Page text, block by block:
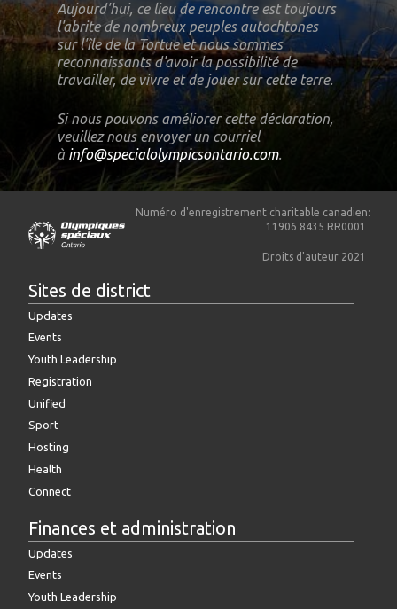
Aujourd'hui, ce lieu de rencontre est toujours
l'abrite de nombreux peuples autochtones
surl'île de la Tortue et nous sommes
reconnaissants d'avoir la possibilité de
travailler, de vivre et de jouer sur cette terre.
Si nous pouvons améliorer cette déclaration,
veuillez nous envoyer un courriel
à info@specialolympicsontario.com.
Numéro d'enregistrement charitable canadien:
11906 8435 RR0001
Droits d'auteur 2021
Sites de district
Updates
Events
Youth Leadership
Registration
Unified
Sport
Hosting
Health
Connect
Finances et administration
Updates
Events
Youth Leadership